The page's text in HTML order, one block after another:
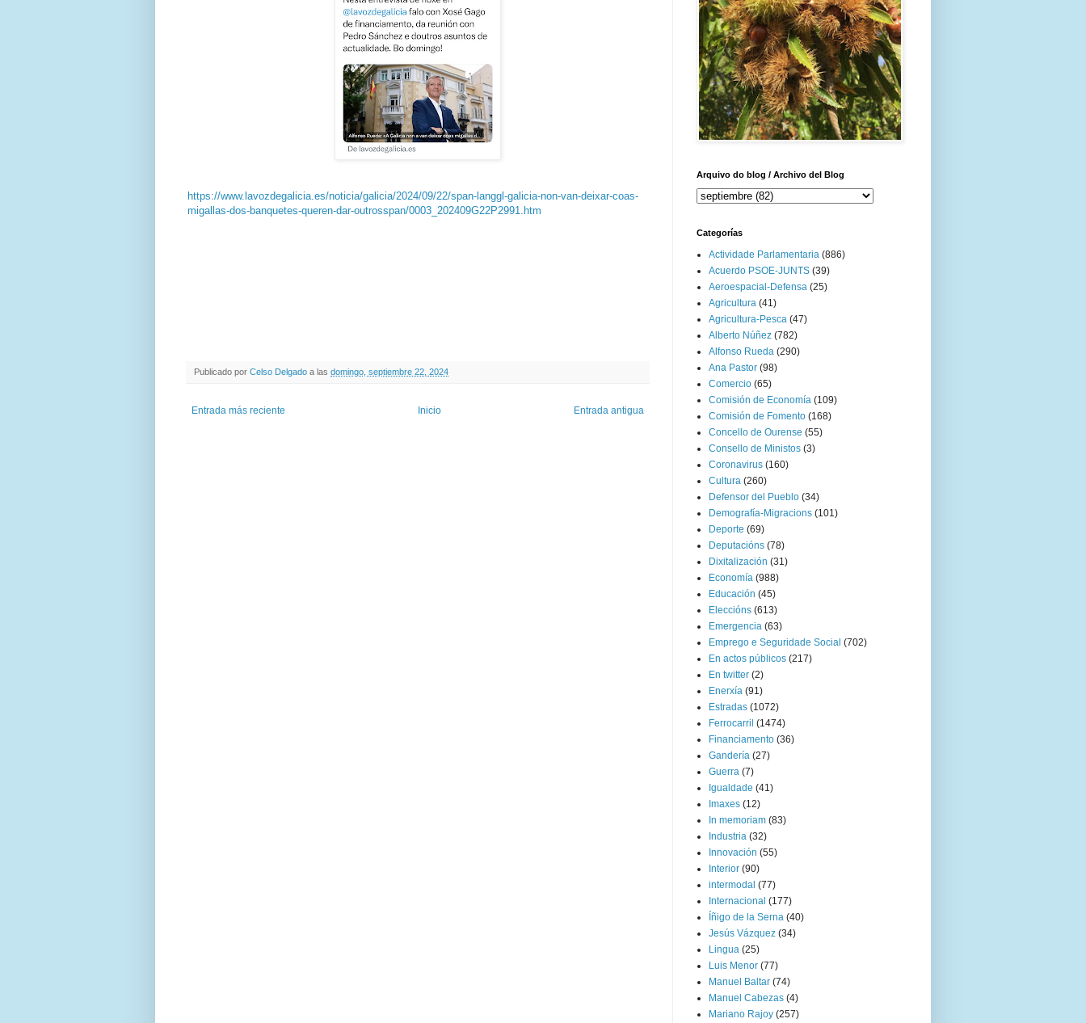
https://www.lavozdegalicia.es/noticia/galicia/2024/09/22/span-langgl-galicia-non-van-deixar-coas-
migallas-dos-banquetes-queren-dar-outrosspan/0003_202409G22P2991.htm
Publicado por Celso Delgado a las domingo, septiembre 22, 2024
Entrada más reciente Entrada antigua
Inicio
Arquivo do blog / Archivo del Blog
Categorías
Actividade Parlamentaria (886)
Acuerdo PSOE-JUNTS (39)
Aeroespacial-Defensa (25)
Agricultura (41)
Agricultura-Pesca (47)
Alberto Núñez (782)
Alfonso Rueda (290)
Ana Pastor (98)
Comercio (65)
Comisión de Economía (109)
Comisión de Fomento (168)
Concello de Ourense (55)
Consello de Ministos (3)
Coronavirus (160)
Cultura (260)
Defensor del Pueblo (34)
Demografía-Migracions (101)
Deporte (69)
Deputacións (78)
Dixitalización (31)
Economía (988)
Educación (45)
Eleccións (613)
Emergencia (63)
Emprego e Seguridade Social (702)
En actos públicos (217)
En twitter (2)
Enerxía (91)
Estradas (1072)
Ferrocarril (1474)
Financiamento (36)
Gandería (27)
Guerra (7)
Igualdade (41)
Imaxes (12)
In memoriam (83)
Industria (32)
Innovación (55)
Interior (90)
intermodal (77)
Internacional (177)
Íñigo de la Serna (40)
Jesús Vázquez (34)
Lingua (25)
Luis Menor (77)
Manuel Baltar (74)
Manuel Cabezas (4)
Mariano Rajoy (257)